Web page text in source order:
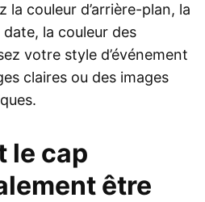
la couleur d’arrière-plan, la
la couleur des
votre style d’événement
claires ou des images
le cap
être